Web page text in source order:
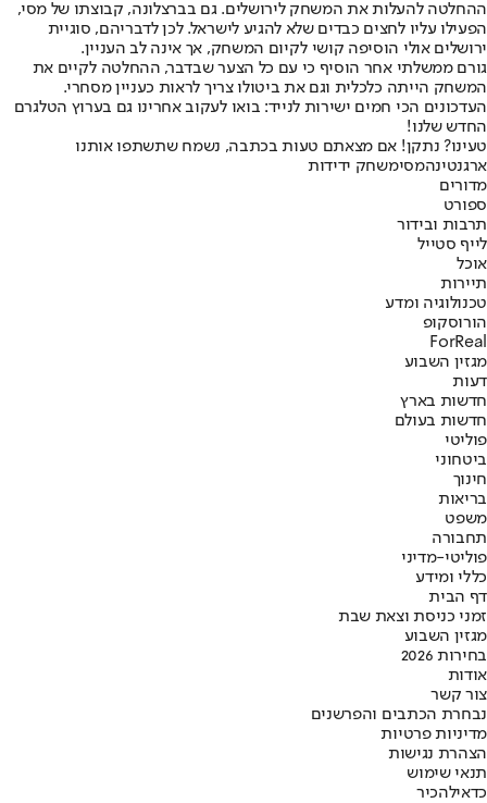
ההחלטה להעלות את המשחק לירושלים. גם בברצלונה, קבוצתו של מסי,
הפעילו עליו לחצים כבדים שלא להגיע לישראל. לכן לדבריהם, סוגיית
ירושלים אולי הוסיפה קושי לקיום המשחק, אך אינה לב העניין.
גורם ממשלתי אחר הוסיף כי עם כל הצער שבדבר, ההחלטה לקיים את
המשחק הייתה כלכלית וגם את ביטולו צריך לראות כעניין מסחרי.
העדכונים הכי חמים ישירות לנייד: בואו לעקוב אחרינו גם בערוץ הטלגרם
החדש שלנו!
טעינו? נתקן! אם מצאתם טעות בכתבה, נשמח שתשתפו אותנו
ארגנטינהמסימשחק ידידות
מדורים
ספורט
תרבות ובידור
לייף סטייל
אוכל
תיירות
טכנולוגיה ומדע
הורוסקופ
ForReal
מגזין השבוע
דעות
חדשות בארץ
חדשות בעולם
פוליטי
ביטחוני
חינוך
בריאות
משפט
תחבורה
פוליטי-מדיני
כללי ומידע
דף הבית
זמני כניסת וצאת שבת
מגזין השבוע
בחירות 2026
אודות
צור קשר
נבחרת הכתבים והפרשנים
מדיניות פרטיות
הצהרת נגישות
תנאי שימוש
כדאילהכיר